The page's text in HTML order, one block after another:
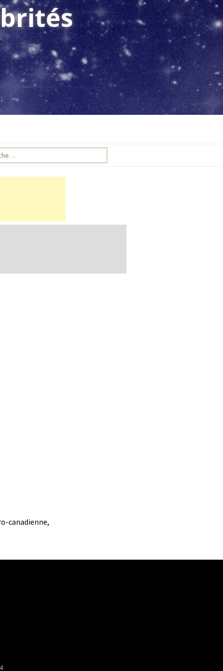
pour :
canadienne,